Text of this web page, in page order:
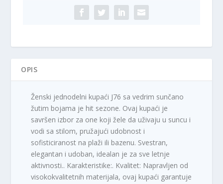
OPIS
Ženski jednodelni kupaći J76 sa vedrim sunčano
žutim bojama je hit sezone. Ovaj kupaći je
savršen izbor za one koji žele da uživaju u suncu i
vodi sa stilom, pružajući udobnost i
sofisticiranost na plaži ili bazenu. Svestran,
elegantan i udoban, idealan je za sve letnje
aktivnosti.. Karakteristike:. Kvalitet: Napravljen od
visokokvalitetnih materijala, ovaj kupaći garantuje